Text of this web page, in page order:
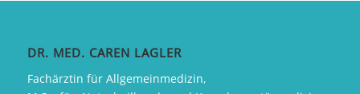
DR. MED. CAREN LAGLER
Fachärztin für Allgemeinmedizin,